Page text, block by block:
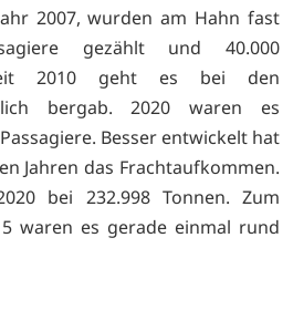
2007, wurden am Hahn fast
gezählt und 40.000
2010 geht es bei den
bergab. 2020 waren es
Besser entwickelt hat
Jahren das Frachtaufkommen.
bei 232.998 Tonnen. Zum
waren es gerade einmal rund